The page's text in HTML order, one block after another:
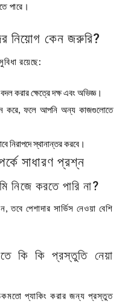
পারে।
নিয়োগ কেন জরুরি?
রয়েছে:
বদল করার ক্ষেত্রে দক্ষ এবং অভিজ্ঞ।
করে, ফলে আপনি অন্য কাজগুলোতে
নিরাপদে স্থানান্তর করবে।
সাধারণ প্রশ্ন
নিজে করতে পারি না?
পেশাদার সার্ভিস নেওয়া বেশি
কি কি প্রস্তুতি নেয়া
প্যাকিং করার জন্য প্রস্তুত